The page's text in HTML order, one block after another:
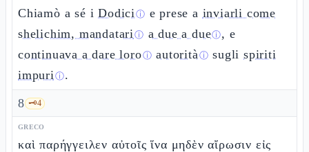
Chiamò a sé iDodiciⓘ e prese a inviarli come
shelichim, mandatariⓘ a due a dueⓘ, e
continuava a dare loroⓘ autoritàⓘ suglispiriti
impuriⓘ.
8 🗝️4
GRECO
καὶ παρήγγειλεν αὐτοῖς ἵνα μηδὲν αἴρωσιν εἰς